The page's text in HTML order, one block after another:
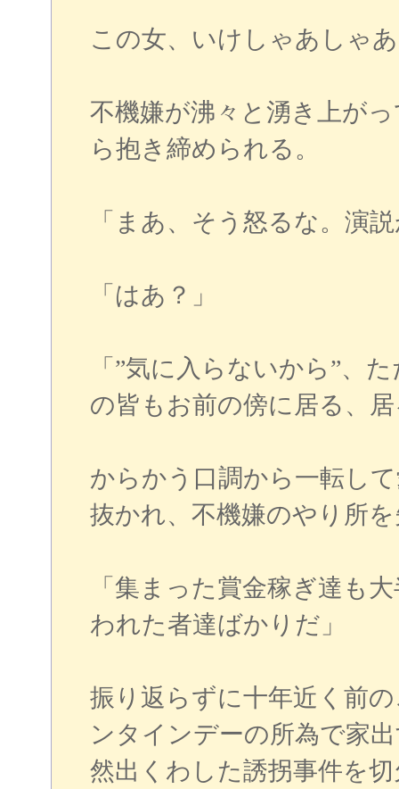
この女、いけしゃあしゃ
不機嫌が沸々と湧き上が
ら抱き締められる。
「まあ、そう怒るな。演
「はあ？」
「”気に入らないから”、
の皆もお前の傍に居る、
からかう口調から一転し
抜かれ、不機嫌のやり所
「集まった賞金稼ぎ達も
われた者達ばかりだ」
振り返らずに十年近く前
ンタインデーの所為で家
然出くわした誘拐事件を